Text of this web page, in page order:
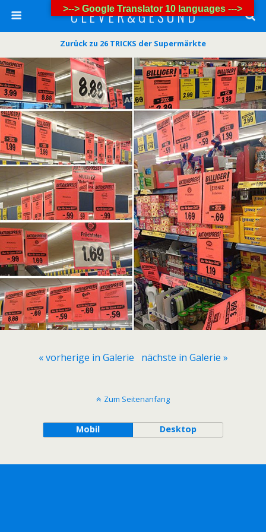
C L E V E R & G E S U N D
Zurück zu 26 TRICKS der Supermärkte
« vorherige in Galerie nächste in Galerie »
Zum Seitenanfang
Mobil Desktop
>--> Google Translator 10 languages --->